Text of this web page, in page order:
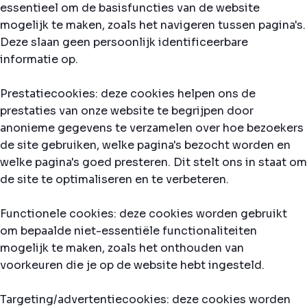
essentieel om de basisfuncties van de website
mogelijk te maken, zoals het navigeren tussen pagina's.
Deze slaan geen persoonlijk identificeerbare
informatie op.
Prestatiecookies: deze cookies helpen ons de
prestaties van onze website te begrijpen door
anonieme gegevens te verzamelen over hoe bezoekers
de site gebruiken, welke pagina's bezocht worden en
welke pagina's goed presteren. Dit stelt ons in staat om
de site te optimaliseren en te verbeteren.
Functionele cookies: deze cookies worden gebruikt
om bepaalde niet-essentiële functionaliteiten
mogelijk te maken, zoals het onthouden van
voorkeuren die je op de website hebt ingesteld.
Targeting/advertentiecookies: deze cookies worden